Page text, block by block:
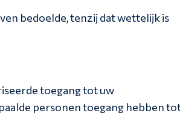
bedoelde, tenzij dat wettelijk is
toegang tot uw
personen toegang hebben